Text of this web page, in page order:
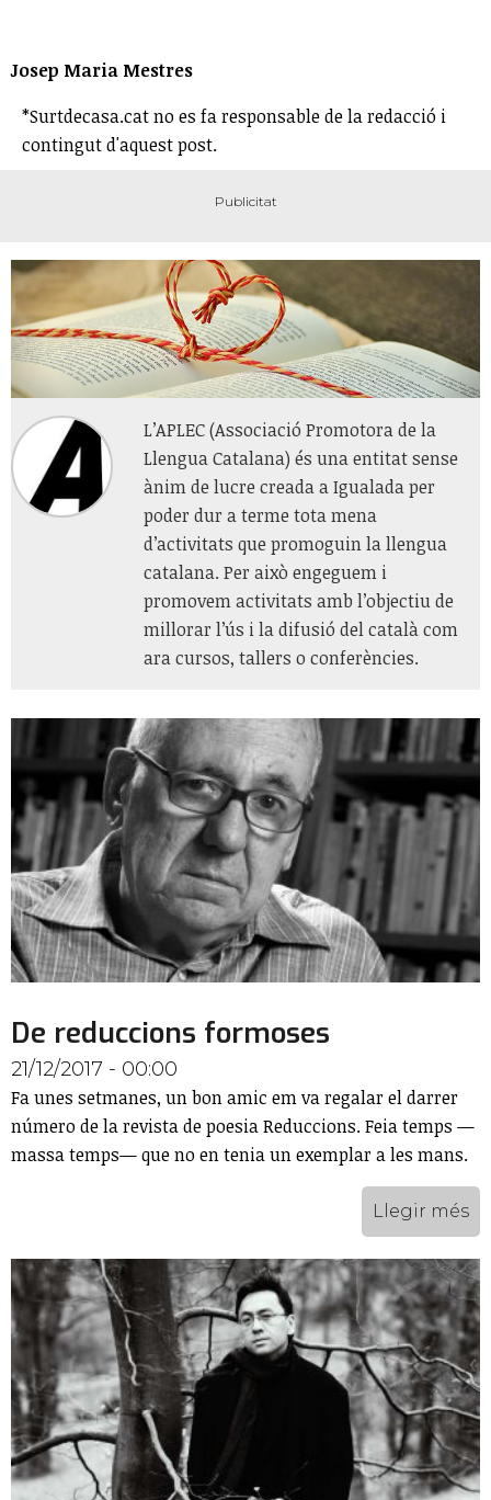
Josep Maria Mestres
*Surtdecasa.cat no es fa responsable de la redacció i
contingut d'aquest post.
L’APLEC (Associació Promotora de la
Llengua Catalana) és una entitat sense
ànim de lucre creada a Igualada per
poder dur a terme tota mena
d’activitats que promoguin la llengua
catalana. Per això engeguem i
promovem activitats amb l’objectiu de
millorar l’ús i la difusió del català com
ara cursos, tallers o conferències.
De reduccions formoses
21/12/2017 - 00:00
Fa unes setmanes, un bon amic em va regalar el darrer
número de la revista de poesia Reduccions. Feia temps —
massa temps— que no en tenia un exemplar a les mans.
Llegir més